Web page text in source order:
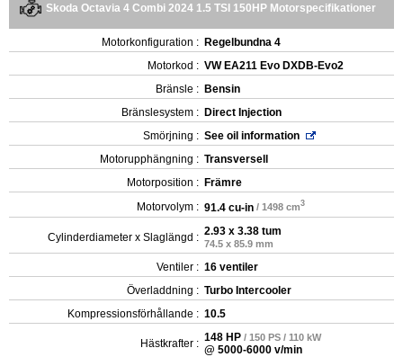
Skoda Octavia 4 Combi 2024 1.5 TSI 150HP Motorspecifikationer
Motorkonfiguration : Regelbundna 4
Motorkod : VW EA211 Evo DXDB-Evo2
Bränsle : Bensin
Bränslesystem : Direct Injection
Smörjning : See oil information
Motorupphängning : Transversell
Motorposition : Främre
Motorvolym : 91.4 cu-in / 1498 cm3
Cylinderdiameter x Slaglängd : 2.93 x 3.38 tum
74.5 x 85.9 mm
Ventiler : 16 ventiler
Överladdning : Turbo Intercooler
Kompressionsförhållande : 10.5
Hästkrafter : 148 HP / 150 PS / 110 kW
@ 5000-6000 v/min